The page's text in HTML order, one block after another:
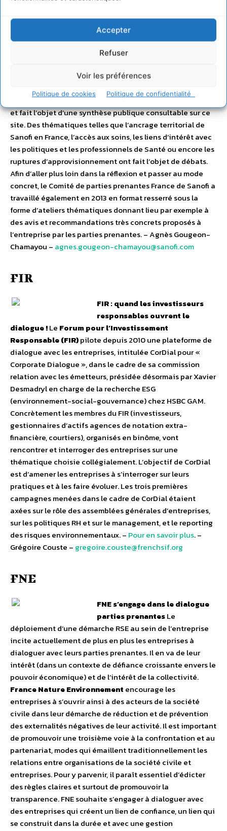
Accepter
Refuser
Voir les préférences
Politique de cookies Politique de confidentialité
sphère économique et financière, fonds d’investissement
sociologues, etc.). Sanofi est représenté par des
collaborateurs issus des différentes activités et métiers
de l’entreprise (R&D, Affaires industrielles, Finance,
humaines, RSE, etc.). Le Comité se réunit deux fois par an.
Chaque réunion est animée par un tiers facilitateur neutre
spécialisé dans la conduite de concertations, le Comité 21,
et fait l’objet d’une synthèse publique consultable sur ce
site. Des thématiques telles que l’ancrage territorial de
Sanofi en France, l’accès aux soins, les liens d’intérêt avec
les politiques et les professionnels de Santé ou encore les
ruptures d’approvisionnement ont fait l’objet de débats.
Afin d’aller plus loin dans la réflexion et passer au mode
concret, le Comité de parties prenantes France de Sanofi a
travaillé également en 2013 en format resserré sous la
forme d’ateliers thématiques donnant lieu par exemple à
des avis et recommandations très concrets proposés à
l’entreprise par les parties prenantes. – Agnès Gougeon-
Chamayou – agnes.gougeon-chamayou@sanofi.com
FIR
FIR : quand les investisseurs
responsables ouvrent le
dialogue !Le Forum pour l’Investissement
Responsable (FIR)pilote depuis 2010 une plateforme de
dialogue avec les entreprises, intitulée CorDial pour «
Corporate Dialogue», dans le cadre de sa commission
relation avec les émetteurs, présidée désormais par Xavier
Desmadryl en charge de la recherche ESG
(environnement-social-gouvernance) chez HSBC GAM.
Concrètement les membres du FIR (investisseurs,
gestionnaires d’actifs agences de notation extra-
financière, courtiers), organisés en binôme, vont
rencontrer et interroger des entreprises sur une
thématique choisie collégialement. L’objectif de CorDial
est d’amener les entreprises à s’interroger sur leurs
pratiques et à les faire évoluer. Les trois premières
campagnes menées dans le cadre de CorDial étaient
axées sur le rôle des assemblées générales d’entreprises,
sur les politiques RH et sur le management, et le reporting
des risques environnementaux. – Pour en savoir plus. –
Grégoire Couste – gregoire.couste@frenchsif.org
FNE
FNE s’engage dans le dialogue
parties prenantesLe
déploiement d’une démarche RSE au sein de l’entreprise
incite actuellement de plus en plus les entreprises à
dialoguer avec leurs parties prenantes. Il en va de leur
intérêt (dans un contexte de défiance croissante envers le
pouvoir économique) et de l’intérêt de la collectivité.
France Nature Environnement encourage les
entreprises à s’ouvrir ainsi à des acteurs de la société
civile dans leur démarche de réduction et de prévention
des externalités négatives de leur activité. Il est important
de promouvoir une troisième voie à la confrontation et au
partenariat, modes qui émaillent traditionnellement les
relations entre organisations de la société civile et
entreprises. Pour y parvenir, il paraît essentiel d’édicter
des règles claires et surtout de promouvoir la
transparence. FNE souhaite s’engager à dialoguer avec
des entreprises qui créent un lien de confiance, un lien qui
se construit dans la durée et avec une gestion